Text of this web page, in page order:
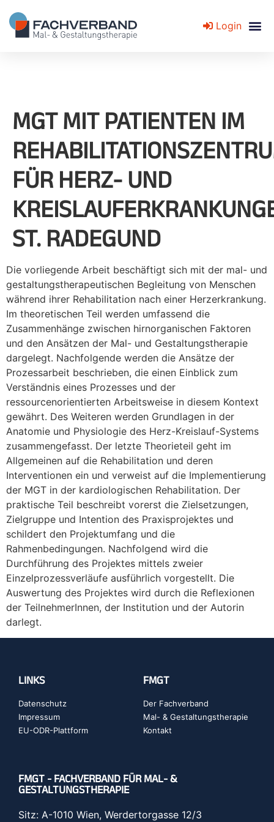
Login
MGT MIT PATIENTEN IM
FÜR HERZ- UND
ST. RADEGUND
Die vorliegende Arbeit beschäftigt sich mit der mal- und
gestaltungstherapeutischen Begleitung von Menschen
während ihrer Rehabilitation nach einer Herzerkrankung.
Im theoretischen Teil werden umfassend die
Zusammenhänge zwischen hirnorganischen Faktoren
und den Ansätzen der Mal- und Gestaltungstherapie
dargelegt. Nachfolgende werden die Ansätze der
Prozessarbeit beschrieben, die einen Einblick zum
Verständnis eines Prozesses und der
ressourcenorientierten Arbeitsweise in diesem Kontext
gewährt. Des Weiteren werden Grundlagen in der
Anatomie und Physiologie des Herz-Kreislauf-Systems
zusammengefasst. Der letzte Theorieteil geht im
Allgemeinen auf die Rehabilitation und deren
Interventionen ein und verweist auf die Implementierung
der MGT in der kardiologischen Rehabilitation. Der
praktische Teil beschreibt vorerst die Zielsetzungen,
Zielgruppe und Intention des Praxisprojektes und
schildert den Projektumfang und die
Rahmenbedingungen. Nachfolgend wird die
Durchführung des Projektes mittels zweier
Einzelprozessverläufe ausführlich vorgestellt. Die
Auswertung des Projektes wird durch die Reflexionen
der TeilnehmerInnen, der Institution und der Autorin
darlegt.
LINKS
Datenschutz
Impressum
EU-ODR-Plattform
FMGT
Der Fachverband
Mal- & Gestaltungstherapie
Kontakt
FMGT - FACHVERBAND FÜR MAL- &
GESTALTUNGSTHERAPIE
Sitz: A-1010 Wien, Werdertorgasse 12/3